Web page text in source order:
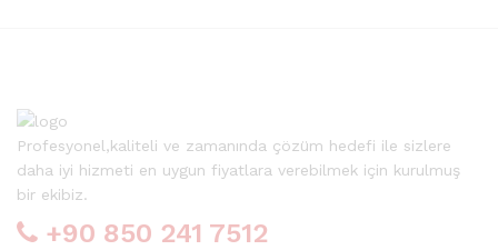
Profesyonel,kaliteli ve zamanında çözüm hedefi ile sizlere
daha iyi hizmeti en uygun fiyatlara verebilmek için kurulmuş
bir ekibiz.
+90 850 241 7512